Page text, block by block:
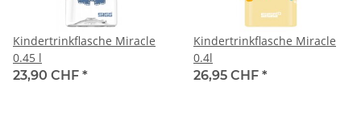
Kindertrinkflasche Miracle
0.45 l
23,90 CHF *
Kindertrinkflasche Miracle
0.4l
26,95 CHF *